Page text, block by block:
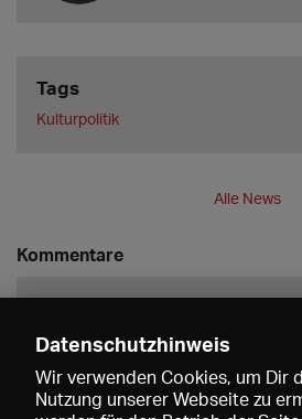
Tags
Kulturpolitik
Alle News
Kommentare
Datenschutzhinweis
Wir verwenden Cookies, um Dir
Nutzung unserer Webseite zu